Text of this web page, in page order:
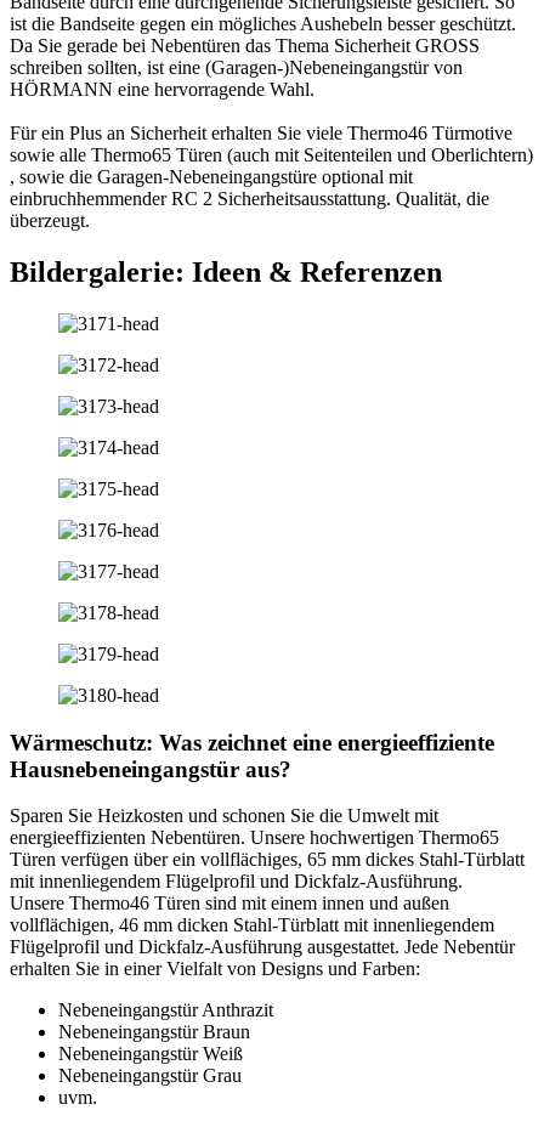
ist die Bandseite gegen ein mögliches Aushebeln besser geschützt.
Da Sie gerade bei Nebentüren das Thema Sicherheit GROSS
schreiben sollten, ist eine (Garagen-)Nebeneingangstür von
HÖRMANN eine hervorragende Wahl.
Für ein Plus an Sicherheit erhalten Sie viele Thermo46 Türmotive
sowie alle Thermo65 Türen (auch mit Seitenteilen und Oberlichtern)
, sowie die Garagen-Nebeneingangstüre optional mit
einbruchhemmender RC 2 Sicherheitsausstattung. Qualität, die
überzeugt.
Bildergalerie: Ideen & Referenzen
Wärmeschutz: Was zeichnet eine energieeffiziente
Hausnebeneingangstür aus?
Sparen Sie Heizkosten und schonen Sie die Umwelt mit
energieeffizienten Nebentüren. Unsere hochwertigen Thermo65
Türen verfügen über ein vollflächiges, 65 mm dickes Stahl-Türblatt
mit innenliegendem Flügelprofil und Dickfalz-Ausführung.
Unsere Thermo46 Türen sind mit einem innen und außen
vollflächigen, 46 mm dicken Stahl-Türblatt mit innenliegendem
Flügelprofil und Dickfalz-Ausführung ausgestattet. Jede Nebentür
erhalten Sie in einer Vielfalt von Designs und Farben:
Nebeneingangstür Anthrazit
Nebeneingangstür Braun
Nebeneingangstür Weiß
Nebeneingangstür Grau
uvm.